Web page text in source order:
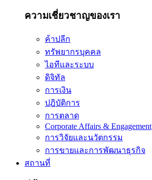
ความเชี่ยวชาญของเรา
ค้าปลีก
ทรัพยากรบุคคล
ไอทีและระบบ
ดิจิทัล
การเงิน
ปฎิบัติการ
การตลาด
Corporate Affairs & Engagement
การวิจัยและนวัตกรรม
การขายและการพัฒนาธุรกิจ
สถานที่